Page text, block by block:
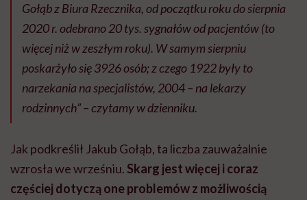
Gołąb z Biura Rzecznika, od początku roku do sierpnia
2020 r. odebrano 20 tys. sygnałów od pacjentów (to
więcej niż w zeszłym roku). W samym sierpniu
poskarżyło się 3926 osób; z czego 1922 były to
narzekania na specjalistów, 2004 – na lekarzy
rodzinnych” – czytamy w dzienniku.
Jak podkreślił Jakub Gołąb, ta liczba zauważalnie
wzrosła we wrześniu. Skarg jest więcej i coraz
częściej dotyczą one problemów z możliwością